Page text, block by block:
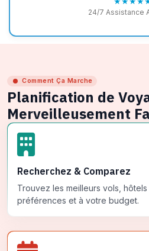
24/7 Assistance
Comment Ça Marche
Planification de
Merveilleusement
Recherchez & Comparez
Trouvez les meilleurs vols,
préférences et à votre budget.